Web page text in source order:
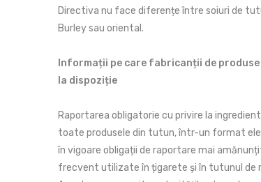
Directiva nu face diferențe între soiuri de
Burley sau oriental.
Informații pe care fabricanții de
la dispoziție
Raportarea obligatorie cu privire la
toate produsele din tutun, într-un format
în vigoare obligații de raportare mai
frecvent utilizate în țigarete și în tutunul de